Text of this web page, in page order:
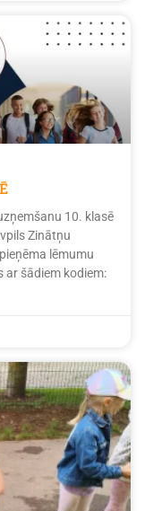
10. klasē
Zinātņu
lēmumu
ar šādiem kodiem: